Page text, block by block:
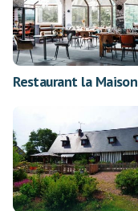
Restaurant la Maison